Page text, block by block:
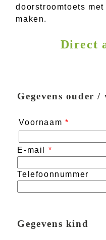
doorstroomtoets
maken.
Direct
Gegevens ouder /
Voornaam *
E-mail *
Telefoonnummer
Gegevens kind